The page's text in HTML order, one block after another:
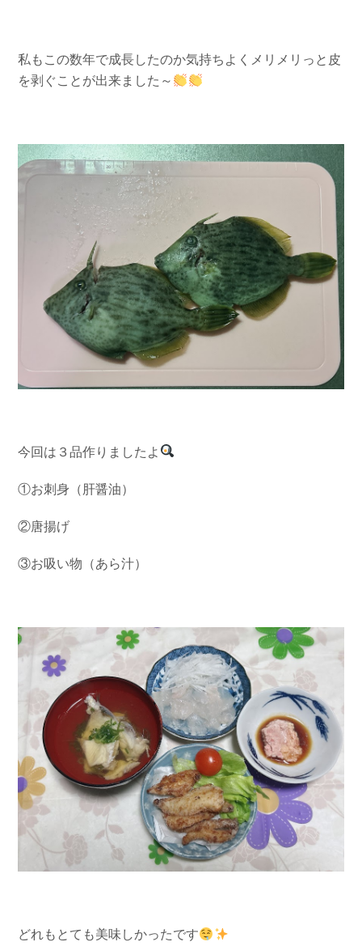
私もこの数年で成長したのか気持ちよくメリメリっと皮
を剥ぐことが出来ました～
今回は３品作りましたよ
①お刺身（肝醤油）
②唐揚げ
③お吸い物（あら汁）
どれもとても美味しかったです